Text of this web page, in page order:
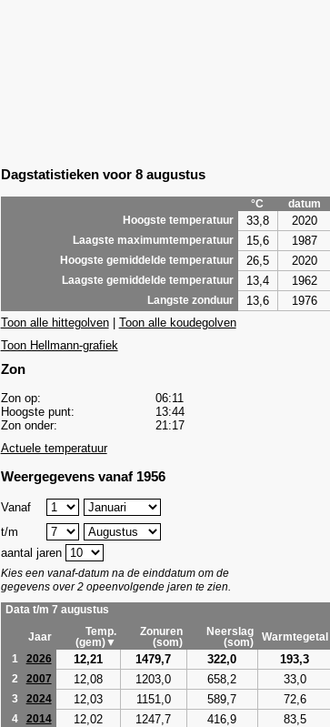
Dagstatistieken voor 8 augustus
°C
datum
Hoogste temperatuur
33,8 2020
Laagste maximumtemperatuur 15,6 1987
Hoogste gemiddelde temperatuur 26,5 2020
Laagste gemiddelde temperatuur 13,4 1962
Langste zonduur 13,6
1976
Toon alle hittegolven| Toon alle koudegolven
Toon Hellmann-grafiek
Zon
Zon op:
06:11
Hoogste punt:
13:44
Zon onder:
21:17
Actuele temperatuur
Weergegevens vanaf 1956
Vanaf
t/m
aantal jaren
Kies een vanaf-datum na de einddatum om de
gegevens over 2 opeenvolgende jaren te zien.
Data t/m 7 augustus
Jaar
Temp.
(gem)▼
Zonuren
(som)
Neerslag
(som)
Warmtegetal
1
2026 12,21 1479,7 322,0 193,3
2 2007 12,08 1203,0 658,2 33,0
3 2024 12,03 1151,0 589,7 72,6
4 2014 12,02 1247,7 416,9 83,5